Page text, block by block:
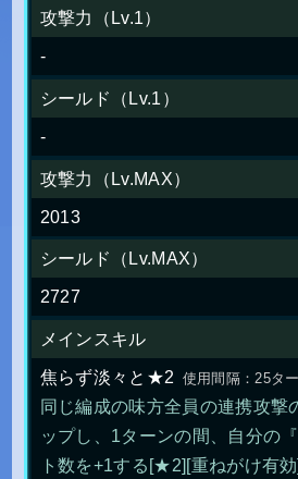
攻撃力（Lv.1）
-
シールド（Lv.1）
-
攻撃力（Lv.MAX）
2013
シールド（Lv.MAX）
2727
メインスキル
焦らず淡々と★2 使用間隔：25タ
同じ編成の味方全員の連携攻撃
ップし、1ターンの間、自分の
ト数を+1する[★2][重ねがけ有効]